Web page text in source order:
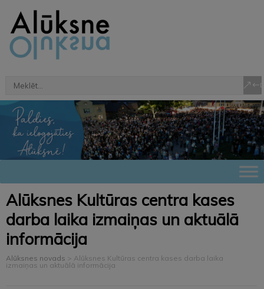
Alūksnes Kultūras centra kases
darba laika izmaiņas un aktuālā
informācija
Alūksnes novads > Alūksnes Kultūras centra kases darba laika
izmaiņas un aktuālā informācija